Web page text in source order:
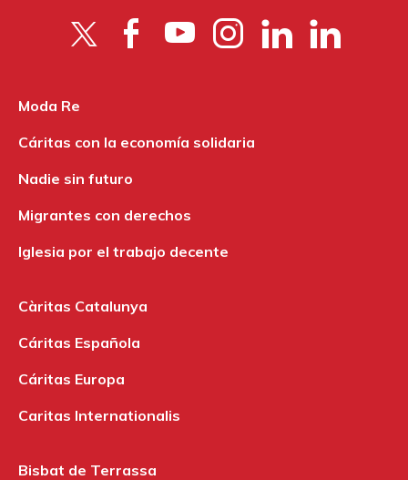
Moda Re
Cáritas con la economía solidaria
Nadie sin futuro
Migrantes con derechos
Iglesia por el trabajo decente
Càritas Catalunya
Cáritas Española
Cáritas Europa
Caritas Internationalis
Bisbat de Terrassa